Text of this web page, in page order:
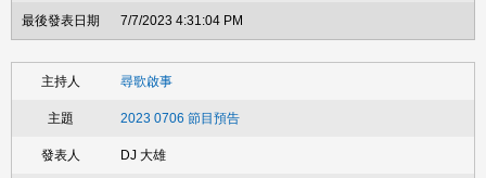
7/7/2023 4:31:04 PM
尋歌啟事
2023 0706 節目預告
DJ 大雄